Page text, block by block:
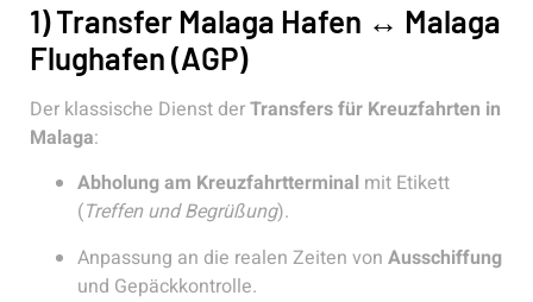
1) Transfer Malaga Hafen ↔ Malaga
Flughafen (AGP)
Der klassische Dienst derTransfers für Kreuzfahrten in
Malaga:
Abholung am Kreuzfahrtterminal mit Etikett
(Treffen und Begrüßung).
Anpassung an die realen Zeiten von Ausschiffung
und Gepäckkontrolle.